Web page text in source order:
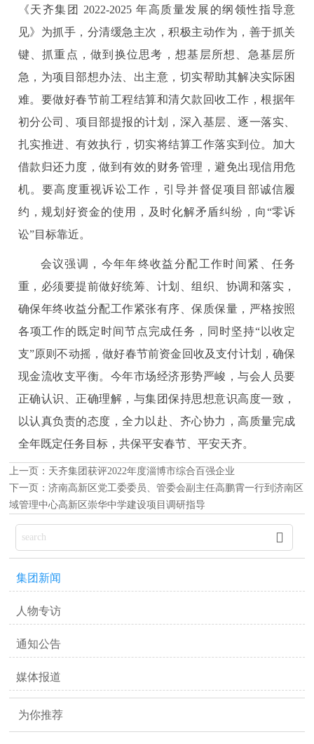
《天齐集团 2022-2025 年高质量发展的纲领性指导意
见》为抓手，分清缓急主次，积极主动作为，善于抓关
键、抓重点，做到换位思考，想基层所想、急基层所
急，为项目部想办法、出主意，切实帮助其解决实际困
难。要做好春节前工程结算和清欠款回收工作，根据年
初分公司、项目部提报的计划，深入基层、逐一落实、
扎实推进、有效执行，切实将结算工作落实到位。加大
借款归还力度，做到有效的财务管理，避免出现信用危
机。要高度重视诉讼工作，引导并督促项目部诚信履
约，规划好资金的使用，及时化解矛盾纠纷，向“零诉
讼”目标靠近。
会议强调，今年年终收益分配工作时间紧、任务
重，必须要提前做好统筹、计划、组织、协调和落实，
确保年终收益分配工作紧张有序、保质保量，严格按照
各项工作的既定时间节点完成任务，同时坚持“以收定
支”原则不动摇，做好春节前资金回收及支付计划，确保
现金流收支平衡。今年市场经济形势严峻，与会人员要
正确认识、正确理解，与集团保持思想意识高度一致，
以认真负责的态度，全力以赴、齐心协力，高质量完成
全年既定任务目标，共保平安春节、平安天齐。
上一页： 天齐集团获评2022年度淄博市综合百强企业
下一页：济南高新区党工委委员、管委会副主任高鹏霄一行到济南区
域管理中心高新区崇华中学建设项目调研指导

集团新闻
人物专访
通知公告
媒体报道
为你推荐